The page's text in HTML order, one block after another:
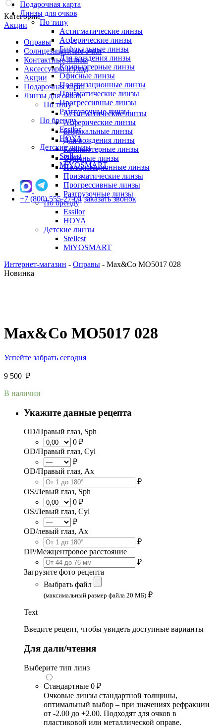
Категории
Акции
Оправы
Солнцезащитные очки
Контактные линзы
Аксессуары и уход
Акции
Подарочная карта
Линзы для очков
По типу
Астигматические линзы
Асферические линзы
Бифокальные линзы
Для вождения линзы
Компьютерные линзы
Офисные линзы
Поляризационные линзы
Призматические линзы
Прогрессивные линзы
Разгрузочные линзы
По бренду
Essilor
HOYA
Детские линзы
Stellest
MiYOSMART
Подарочная карта
Линзы для очков
По типу
Астигматические линзы
Асферические линзы
Бифокальные линзы
Для вождения линзы
Компьютерные линзы
Офисные линзы
Поляризационные линзы
Призматические линзы
Прогрессивные линзы
Разгрузочные линзы
По бренду
Essilor
HOYA
Детские линзы
Stellest
MiYOSMART
+7 (800) 555-27-04 заказать звонок
Интернет-магазин - Оправы - Max&Co MO5017 028
Новинка
Max&Co MO5017 028
Успейте забрать сегодня
9 500 ₽
В наличии
Укажите данные рецепта
OD/Правый глаз, Sph
0 ₽
OD/Правый глаз, Cyl
₽
OD/Правый глаз, Ax
₽
OS/Левый глаз, Sph
0 ₽
OS/Левый глаз, Cyl
₽
OD/левый глаз, Ax
₽
DP/Межцентровое расстояние
₽
Загрузите фото рецепта
Выбрать файл
(максимальный размер файла 20 МБ) ₽
Text
Введите рецепт, чтобы увидеть доступные варианты
Для дали/чтения
Выберите тип линз
Стандартные 0 ₽
Очковые линзы стандартной толщины,
оптимальный выбор – при значениях рефракции
от -2.00 до +2.00. Подходят для очков в
пластиковой или металлической оправе.